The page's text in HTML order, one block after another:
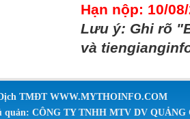
Hạn nộp: 10/
Lưu ý: Ghi rõ
và
TMĐT WWW.MYTHOINFO.COM
quản: CÔNG TY TNHH MTV DV QUẢNG